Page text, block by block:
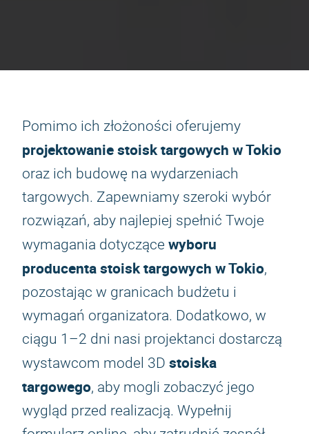
Pomimo ich złożoności oferujemy
projektowanie stoisk targowych w Tokio
oraz ich budowę na wydarzeniach
targowych. Zapewniamy szeroki wybór
rozwiązań, aby najlepiej spełnić Twoje
wymagania dotyczące wyboru
producenta stoisk targowych w Tokio,
pozostając w granicach budżetu i
wymagań organizatora. Dodatkowo, w
ciągu 1–2 dni nasi projektanci dostarczą
wystawcom model 3D stoiska
targowego, aby mogli zobaczyć jego
wygląd przed realizacją. Wypełnij